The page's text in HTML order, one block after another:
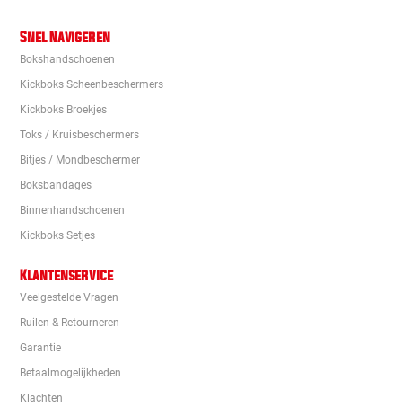
Snel Navigeren
Bokshandschoenen
Kickboks Scheenbeschermers
Kickboks Broekjes
Toks / Kruisbeschermers
Bitjes / Mondbeschermer
Boksbandages
Binnenhandschoenen
Kickboks Setjes
Klantenservice
Veelgestelde Vragen
Ruilen & Retourneren
Garantie
Betaalmogelijkheden
Klachten